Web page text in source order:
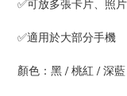
✅可放多張卡片、照
✅適用於大部分手機
顏色：黑 / 桃紅 / 深